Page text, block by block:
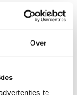
Over
te
terugnemen.
Gras